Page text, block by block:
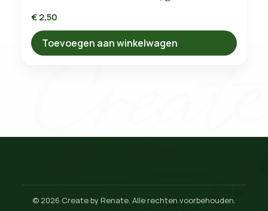
€2,50
Toevoegen aan winkelwagen
© 2026 Create by Renate. Alle rechten voorbehouden.